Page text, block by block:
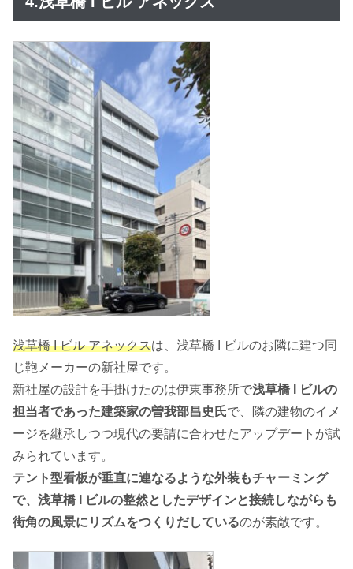
浅草橋 I ビル アネックスは、浅草橋 I ビルのお隣に建つ同
じ鞄メーカーの新社屋です。
新社屋の設計を手掛けたのは伊東事務所で浅草橋 I ビルの
担当者であった建築家の曽我部昌史氏で、隣の建物のイメ
ージを継承しつつ現代の要請に合わせたアップデートが試
みられています。
テント型看板が垂直に連なるような外装もチャーミング
で、浅草橋 I ビルの整然としたデザインと接続しながらも
街角の風景にリズムをつくりだしているのが素敵です。